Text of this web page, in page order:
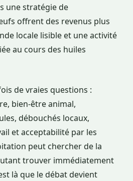
une stratégie de
offrent des revenus plus
locale lisible et une activité
au cours des huiles
de vraies questions :
bien-être animal,
débouchés locaux,
et acceptabilité par les
peut chercher de la
trouver immédiatement
là que le débat devient